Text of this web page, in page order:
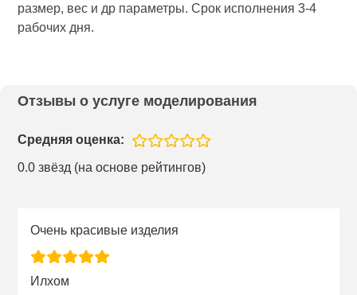
размер, вес и др параметры. Срок исполнения 3-4
рабочих дня.
Отзывы о услуге моделирования
Средняя оценка:
0.0 звёзд (на основе рейтингов)
Очень красивые изделия
Илхом